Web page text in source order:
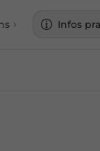
Infos